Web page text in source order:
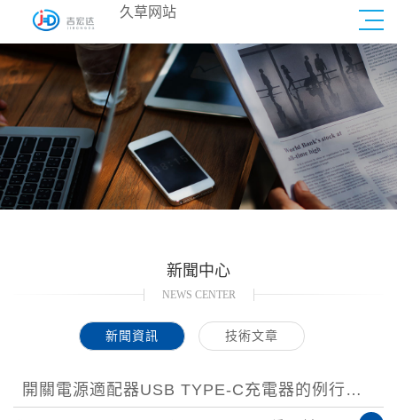
新聞中心
NEWS CENTER
新聞資訊 技術文章
開關電源適配器USB TYPE-C充電器的例行抽樣試驗
久草网站